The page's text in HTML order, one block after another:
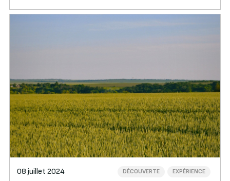
08 juillet 2024 DÉCOUVERTE EXPÉRIENCE